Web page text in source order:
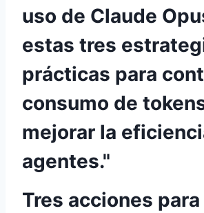
uso de Claude
estas tres
prácticas para
consumo de
mejorar la
agentes."
Tres acciones